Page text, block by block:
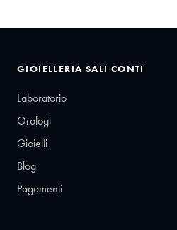
GIOIELLERIA SALI CONTI
Laboratorio
Orologi
Gioielli
Blog
Pagamenti